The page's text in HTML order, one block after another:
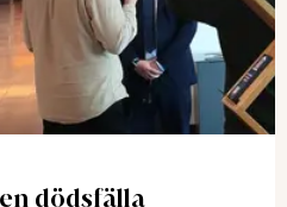
dödsfälla